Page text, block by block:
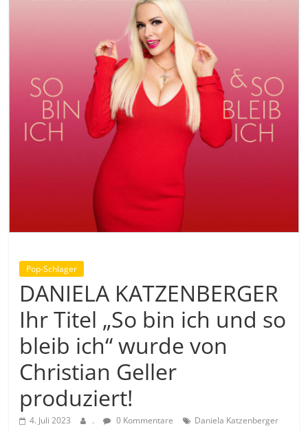
Pop-Schlager
DANIELA KATZENBERGER
Ihr Titel „So bin ich und so
bleib ich“ wurde von
Christian Geller
produziert!
4. Juli 2023 . 0 Kommentare Daniela Katzenberger